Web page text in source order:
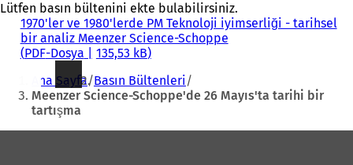
Lütfen basın bültenini ekte bulabilirsiniz.
1970'ler ve 1980'lerde PM Teknoloji iyimserliği - tarihsel
bir analiz Meenzer Science-Schoppe
PDF-Dosya 135,53 kB
Buradasınız:
Ana Sayfa Basın Bültenleri
Meenzer Science-Schoppe'de 26 Mayıs'ta tarihi bir
tartışma